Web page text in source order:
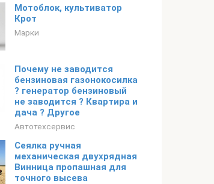
Мотоблок, культиватор
Крот
Марки
Почему не заводится
бензиновая газонокосилка
? генератор бензиновый
не заводится ? Квартира и
дача ? Другое
Автотехсервис
Сеялка ручная
механическая двухрядная
Винница пропашная для
точного высева